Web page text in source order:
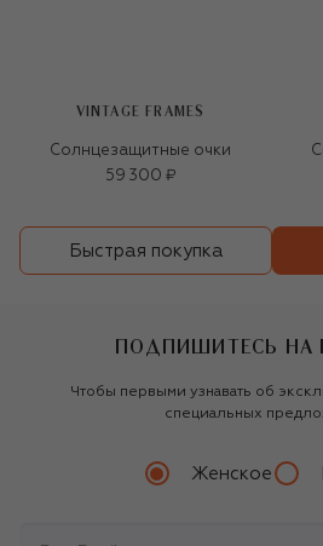
VINTAGE FRAMES
Солнцезащитные очки
59 300 ₽
Быстрая покупка
ПОДПИШИТЕСЬ НА
Чтобы первыми узнавать об
специальных
Женское